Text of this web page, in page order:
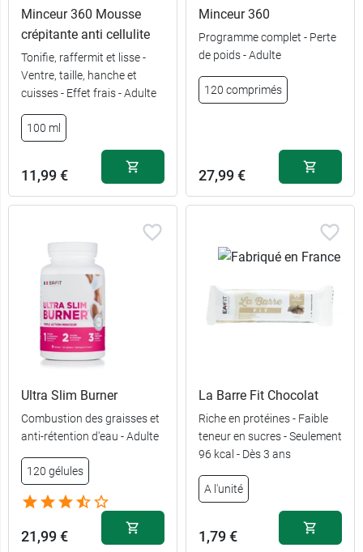
Minceur 360 Mousse
crépitante anti cellulite
Tonifie, raffermit et lisse -
Ventre, taille, hanche et
cuisses - Effet frais - Adulte
100 ml
11,99 €
Minceur 360
Programme complet - Perte
de poids - Adulte
120 comprimés
27,99 €
Ultra Slim Burner
Combustion des graisses et
anti-rétention d'eau - Adulte
120 gélules
21,99 €
La Barre Fit Chocolat
Riche en protéines - Faible
teneur en sucres - Seulement
96 kcal - Dès 3 ans
A l'unité
1,79 €